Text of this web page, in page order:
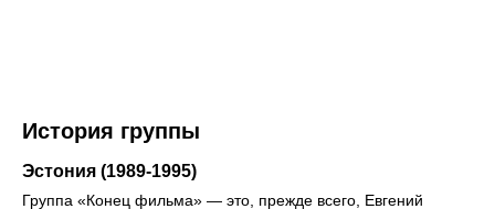
История группы
Эстония (1989-1995)
Группа «Конец фильма» — это, прежде всего, Евгений